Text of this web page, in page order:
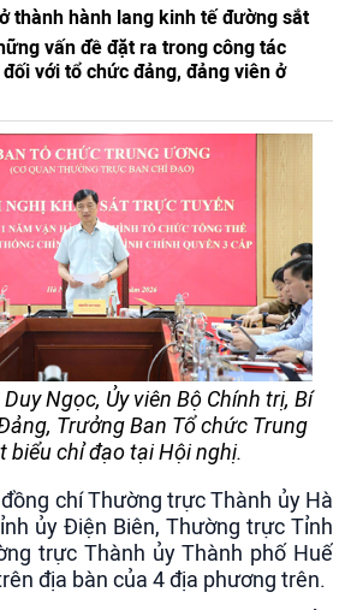
thành hành lang kinh tế đường sắt
vấn đề đặt ra trong công tác
với tổ chức đảng, đảng viên ở
Ngọc, Ủy viên Bộ Chính trị, Bí
Trưởng Ban Tổ chức Trung
biểu chỉ đạo tại Hội nghị.
chí Thường trực Thành ủy Hà
ủy Điện Biên, Thường trực Tỉnh
trực Thành ủy Thành phố Huế
địa bàn của 4 địa phương trên.